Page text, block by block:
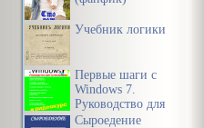
Учебник логики
Первые шаги с
Windows 7.
Руководство для
начинающих
Сыроедение